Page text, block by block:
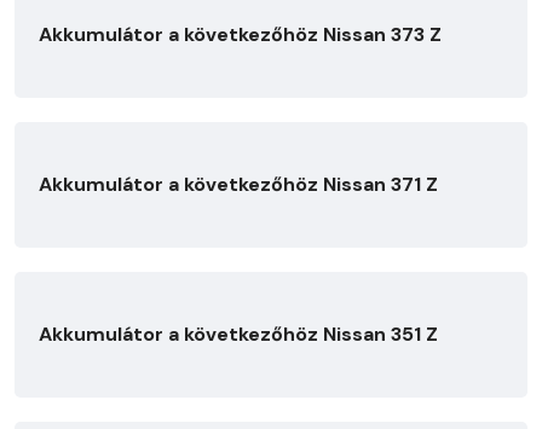
Akkumulátor a következőhöz Nissan 373 Z
Akkumulátor a következőhöz Nissan 371 Z
Akkumulátor a következőhöz Nissan 351 Z